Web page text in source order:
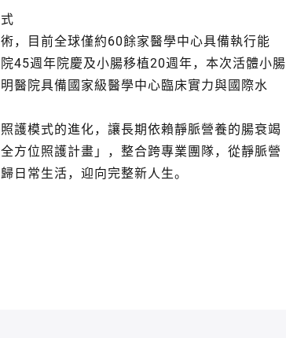
，目前全球僅約60餘家醫學中心具備執行能
45週年院慶及小腸移植20週年，本次活體小腸
醫院具備國家級醫學中心臨床實力與國際水
護模式的進化，讓長期依賴靜脈營養的腸衰竭
方位照護計畫」，整合跨專業團隊，從靜脈營
日常生活，迎向完整新人生。